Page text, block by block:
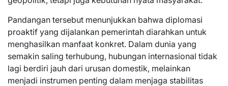
Pandangan tersebut menunjukkan bahwa diplomasi
proaktif yang dijalankan pemerintah diarahkan untuk
menghasilkan manfaat konkret. Dalam dunia yang
semakin saling terhubung, hubungan internasional tidak
lagi berdiri jauh dari urusan domestik, melainkan
menjadi instrumen penting dalam menjaga stabilitas